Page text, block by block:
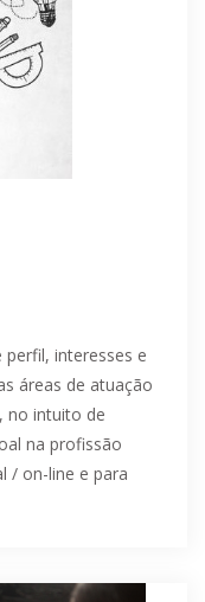
interesses e
áreas de atuação
no intuito de
na profissão
/ on-line e para